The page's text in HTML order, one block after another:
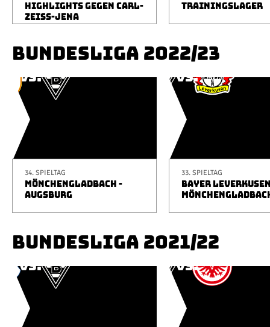
HIGHLIGHTS GEGEN CARL-
ZEISS-JENA
TRAININGSLAGER
BUNDESLIGA 2022/23
34. SPIELTAG
MÖNCHENGLADBACH -
AUGSBURG
33. SPIELTAG
BAYER
BUNDESLIGA 2021/22